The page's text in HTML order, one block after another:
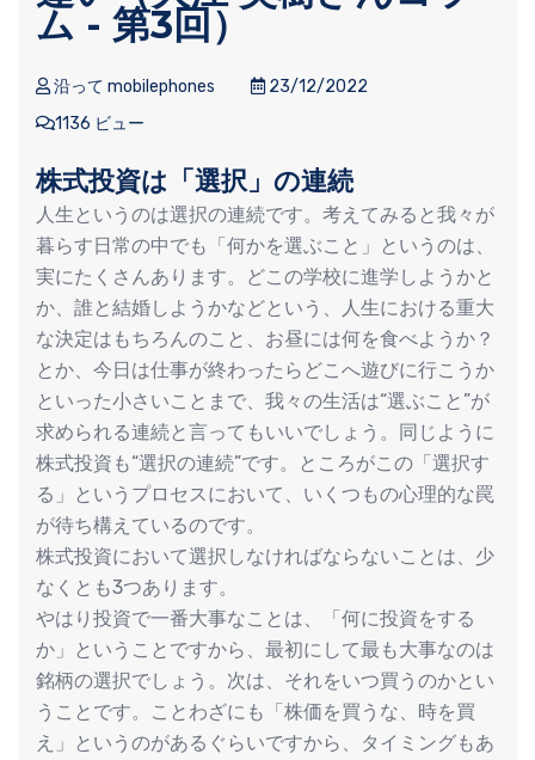
ム - 第3回）
沿って mobilephones
23/12/2022
1136 ビュー
株式投資は「選択」の連続
人生というのは選択の連続です。考えてみると我々が
暮らす日常の中でも「何かを選ぶこと」というのは、
実にたくさんあります。どこの学校に進学しようかと
か、誰と結婚しようかなどという、人生における重大
な決定はもちろんのこと、お昼には何を食べようか？
とか、今日は仕事が終わったらどこへ遊びに行こうか
といった小さいことまで、我々の生活は“選ぶこと”が
求められる連続と言ってもいいでしょう。同じように
株式投資も“選択の連続”です。ところがこの「選択す
る」というプロセスにおいて、いくつもの心理的な罠
が待ち構えているのです。
株式投資において選択しなければならないことは、少
なくとも3つあります。
やはり投資で一番大事なことは、「何に投資をする
か」ということですから、最初にして最も大事なのは
銘柄の選択でしょう。次は、それをいつ買うのかとい
うことです。ことわざにも「株価を買うな、時を買
え」というのがあるぐらいですから、タイミングもあ